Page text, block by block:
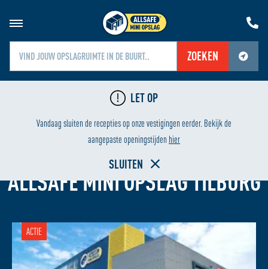
ZOEKEN
Jouw locatiediensten zijn uitgeschakeld.
Schakel jouw locatiediensten in om deze functie te gebruiken.
LET OP
Vandaag sluiten de recepties op onze vestigingen eerder. Bekijk de
aangepaste openingstijden hier
SLUITEN
24/7 BEVEILIGING
GARAGEBOX HUREN
ALLSAFE MINI OPSLAG TILBURG
ACTIE